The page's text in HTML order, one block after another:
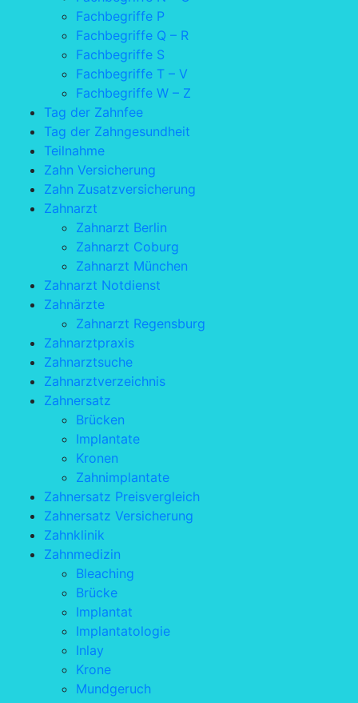
Fachbegriffe P
Fachbegriffe Q – R
Fachbegriffe S
Fachbegriffe T – V
Fachbegriffe W – Z
Tag der Zahnfee
Tag der Zahngesundheit
Teilnahme
Zahn Versicherung
Zahn Zusatzversicherung
Zahnarzt
Zahnarzt Berlin
Zahnarzt Coburg
Zahnarzt München
Zahnarzt Notdienst
Zahnärzte
Zahnarzt Regensburg
Zahnarztpraxis
Zahnarztsuche
Zahnarztverzeichnis
Zahnersatz
Brücken
Implantate
Kronen
Zahnimplantate
Zahnersatz Preisvergleich
Zahnersatz Versicherung
Zahnklinik
Zahnmedizin
Bleaching
Brücke
Implantat
Implantatologie
Inlay
Krone
Mundgeruch